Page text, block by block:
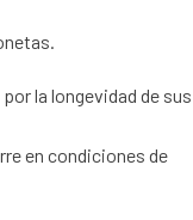
la longevidad de sus
en condiciones de